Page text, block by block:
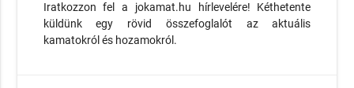
Iratkozzon fel a jokamat.hu hírlevelére! Kéthetente
küldünk egy rövid összefoglalót az aktuális
kamatokról és hozamokról.